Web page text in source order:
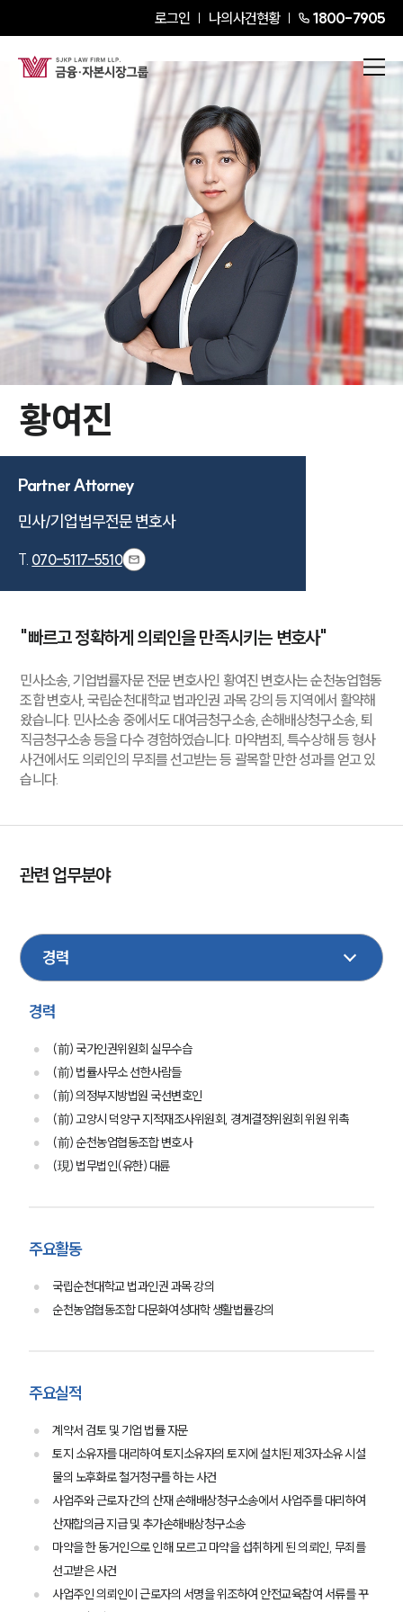
로그인 나의사건현황 1800-7905
대륜의 강점
오시는 길
글로벌 파트너 로펌
고객의 소리
통합검색
AI대륜
황여진Partner Attorney
황여진
Partner Attorney
민사/기업법무전문 변호사
T. 070-5117-5510
"빠르고 정확하게 의뢰인을 만족시키는 변호사"
민사소송, 기업법률자문 전문 변호사인 황여진 변호사는 순천농업협동
조합 변호사, 국립순천대학교 법과인권 과목 강의 등 지역에서 활약해
왔습니다. 민사소송 중에서도 대여금청구소송, 손해배상청구소송, 퇴
직금청구소송 등을 다수 경험하였습니다. 마약범죄, 특수상해 등 형사
사건에서도 의뢰인의 무죄를 선고받는 등 괄목할 만한 성과를 얻고 있
습니다.
관련 업무분야
손해배상
경력
(前) 국가인권위원회 실무수습
(前) 법률사무소 선한사람들
(前) 의정부지방법원 국선변호인
(前) 고양시 덕양구 지적재조사위원회, 경계결정위원회 위원 위촉
(前) 순천농업협동조합 변호사
(現) 법무법인(유한) 대륜
주요활동
국립순천대학교 법과인권 과목 강의
순천농업협동조합 다문화여성대학 생활법률강의
주요실적
계약서 검토 및 기업 법률 자문
토지 소유자를 대리하여 토지소유자의 토지에 설치된 제3자소유 시설
물의 노후화로 철거청구를 하는 사건
사업주와 근로자 간의 산재 손해배상청구소송에서 사업주를 대리하여
산재합의금 지급 및 추가손해배상청구소송
마약을 한 동거인으로 인해 모르고 마약을 섭취하게 된 의뢰인, 무죄를
선고받은 사건
사업주인 의뢰인이 근로자의 서명을 위조하여 안전교육참여 서류를 꾸